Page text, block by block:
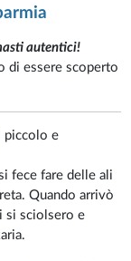
autentici!
di essere scoperto
piccolo e
fece fare delle ali
Quando arrivò
si sciolsero e